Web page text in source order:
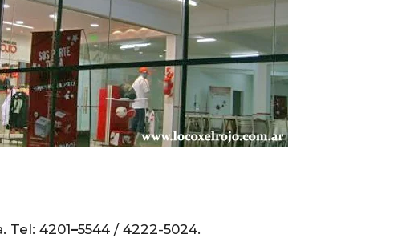
Tel: 4201–5544 / 4222-5024.